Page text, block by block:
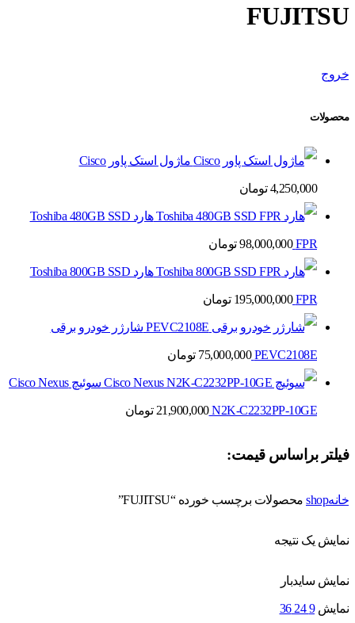
FUJITSU
خروج
محصولات
ماژول استک پاور Cisco
4,250,000 تومان
هارد Toshiba 480GB SSD
FPR
98,000,000 تومان
هارد Toshiba 800GB SSD
FPR
195,000,000 تومان
شارژر خودرو برقی
PEVC2108E
75,000,000 تومان
سوئیچ Cisco Nexus
N2K-C2232PP-10GE
21,900,000 تومان
فیلتر براساس قیمت:
خانهshop محصولات برچسب خورده “FUJITSU”
نمایش یک نتیجه
نمایش سایدبار
نمایش 9
24
36